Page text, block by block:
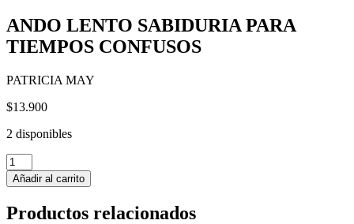
ANDO LENTO SABIDURIA PARA
TIEMPOS CONFUSOS
PATRICIA MAY
$13.900
2 disponibles
ANDO
LENTO
SABIDURIA
TIEMPOS
Añadir al carrito
Productos relacionados